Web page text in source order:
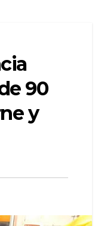
90
y